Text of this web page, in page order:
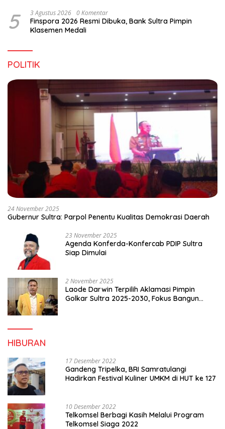
5 3 Agustus 2026 0 Komentar
Finspora 2026 Resmi Dibuka, Bank Sultra Pimpin
Klasemen Medali
POLITIK
24 November 2025
Gubernur Sultra: Parpol Penentu Kualitas Demokrasi Daerah
23 November 2025
Agenda Konferda-Konfercab PDIP Sultra
Siap Dimulai
2 November 2025
Laode Darwin Terpilih Aklamasi Pimpin
Golkar Sultra 2025-2030, Fokus Bangun
HIBURAN
17 Desember 2022
Gandeng Tripelka, BRI Samratulangi
Hadirkan Festival Kuliner UMKM di HUT ke 127
10 Desember 2022
Telkomsel Berbagi Kasih Melalui Program
Telkomsel Siaga 2022